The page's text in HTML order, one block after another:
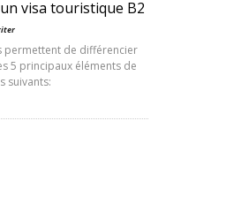
visa touristique B2
permettent de différencier
5 principaux éléments de
suivants: